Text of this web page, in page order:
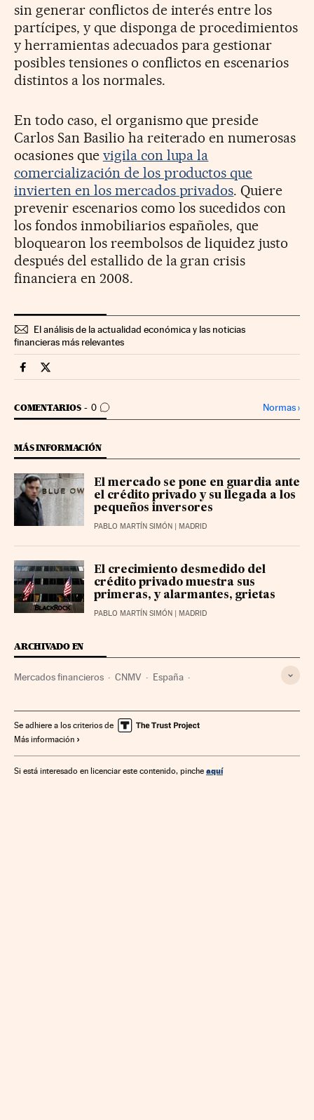
sin generar conflictos de interés entre los
partícipes, y que disponga de procedimientos
y herramientas adecuados para gestionar
posibles tensiones o conflictos en escenarios
distintos a los normales.
En todo caso, el organismo que preside
Carlos San Basilio ha reiterado en numerosas
ocasiones que vigila con lupa la
comercialización de los productos que
invierten en los mercados privados. Quiere
prevenir escenarios como los sucedidos con
los fondos inmobiliarios españoles, que
bloquearon los reembolsos de liquidez justo
después del estallido de la gran crisis
financiera en 2008.
El análisis de la actualidad económica y las noticias
financieras más relevantes
Mercados Financieros Cinco Días en Facebook
Mercados Financieros Cinco Días en Twitter
COMENTARIOS 0
IR A LOS COMENTARIOS Normas›
MÁS INFORMACIÓN
El mercado se pone en guardia ante
el crédito privado y su llegada a los
pequeños inversores
PABLO MARTÍN SIMÓN | MADRID
El crecimiento desmedido del
crédito privado muestra sus
primeras, y alarmantes, grietas
PABLO MARTÍN SIMÓN | MADRID
ARCHIVADO EN
Mercados financieros CNMV España
Fondos inversión Estados Unidos Deuda corporativa
Directivas comunitarias Carlos San Basilio
Se adhiere a los criterios de
Más información
Si está interesado en licenciar este contenido, pinche aquí